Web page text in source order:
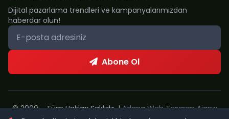
Dijital pazarlama trendleri ve kampanyalarımızdan
haberdar olun!
Abone Ol
© 2009 - Tüm Hakları Saklıdır. |Adana Web Tasarım Ajansı